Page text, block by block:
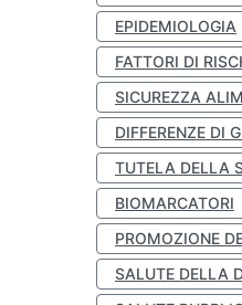
EPIDEMIOLOGIA
FATTORI DI
SICUREZZA
DIFFERENZE DI
TUTELA DELLA
BIOMARCATORI
PROMOZIONE
SALUTE DELLA